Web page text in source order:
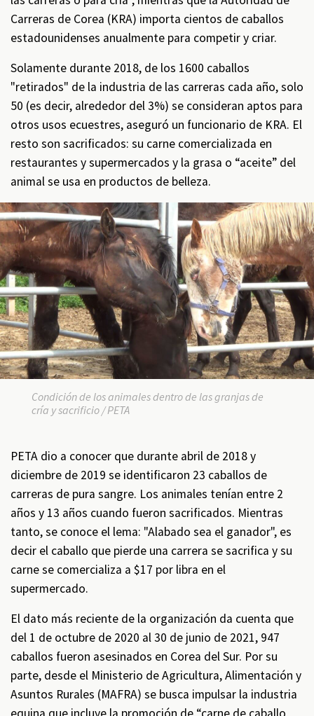
Carreras de Corea (KRA) importa cientos de caballos
estadounidenses anualmente para competir y criar.
Solamente durante 2018, de los 1600 caballos
"retirados" de la industria de las carreras cada año, solo
50 (es decir, alrededor del 3%) se consideran aptos para
otros usos ecuestres, aseguró un funcionario de KRA. El
resto son sacrificados: su carne comercializada en
restaurantes y supermercados y la grasa o “aceite” del
animal se usa en productos de belleza.
Condición de los animales dentro de las granjas de
cría y sacrificio / PETA
PETA dio a conocer que durante abril de 2018 y
diciembre de 2019 se identificaron 23 caballos de
carreras de pura sangre. Los animales tenían entre 2
años y 13 años cuando fueron sacrificados. Mientras
tanto, se conoce el lema: "Alabado sea el ganador", es
decir el caballo que pierde una carrera se sacrifica y su
carne se comercializa a $17 por libra en el
supermercado.
El dato más reciente de la organización da cuenta que
del 1 de octubre de 2020 al 30 de junio de 2021, 947
caballos fueron asesinados en Corea del Sur. Por su
parte, desde el Ministerio de Agricultura, Alimentación y
Asuntos Rurales (MAFRA) se busca impulsar la industria